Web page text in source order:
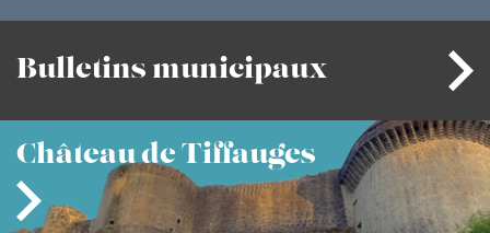
Bulletins municipaux
Châteaude Tiffauges